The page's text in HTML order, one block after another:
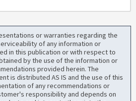
or warranties regarding the
of any information or
in this publication or with respect to
by the use of the information or
provided herein. The
is distributed AS IS and the use of this
of any recommendations or
responsibility and depends on